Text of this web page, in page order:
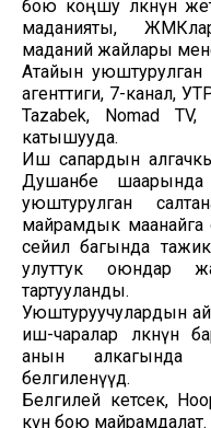
бою коңшу өлкөнүн
маданияты,
маданий жайлары
Атайын уюштурулган
агенттиги, 7-канал,
Tazabek, Nomad
катышууда.
Иш сапардын
Душанбе
уюштурулган
майрамдык
сейил багында
улуттук оюндар
тартууланды.
Уюштуруучулардын
иш-чаралар өлкөнүн
анын алкагында
белгиленүүдө.
Белгилей кетсек,
күн бою майрамдалат.